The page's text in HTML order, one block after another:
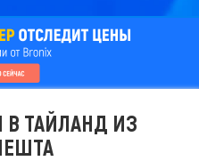
ТАЙЛАНД ИЗ